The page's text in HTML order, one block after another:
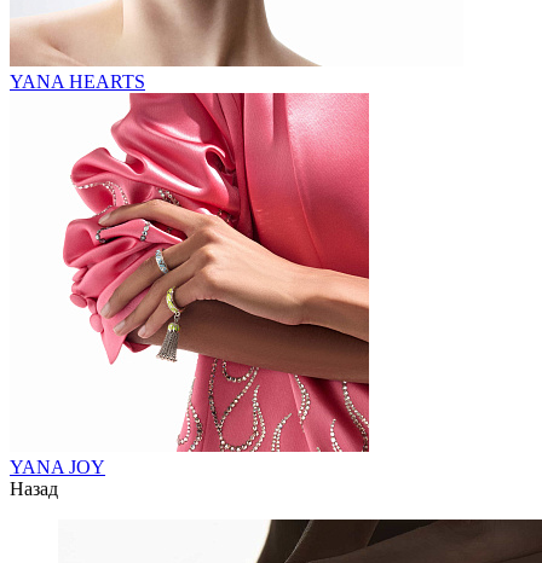
YANA HEARTS
YANA JOY
Назад